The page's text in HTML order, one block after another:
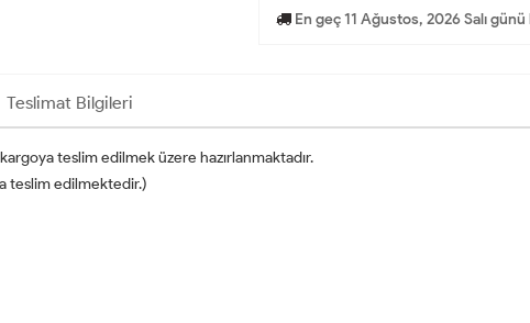
En geç 11 Ağustos, 2026 Salı günü
Teslimat Bilgileri
teslim edilmek üzere hazırlanmaktadır.
teslim edilmektedir.)